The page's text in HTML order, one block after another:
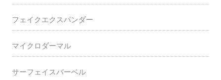
フェイクエクスパンダー
マイクロダーマル
サーフェイスバーベル